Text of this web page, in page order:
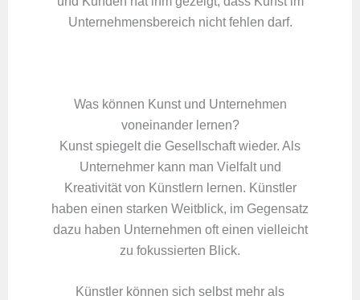
Unternehmensbereich nicht fehlen darf.
Was können Kunst und Unternehmen
voneinander lernen?
Kunst spiegelt die Gesellschaft wieder. Als
Unternehmer kann man Vielfalt und
Kreativität von Künstlern lernen. Künstler
haben einen starken Weitblick, im Gegensatz
dazu haben Unternehmen oft einen vielleicht
zu fokussierten Blick.
Künstler können sich selbst mehr als